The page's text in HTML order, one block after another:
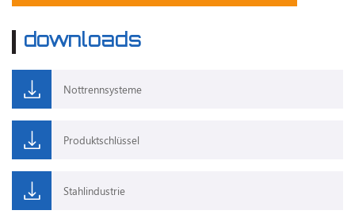
downloads
Nottrennsysteme
Produktschlüssel
Stahlindustrie